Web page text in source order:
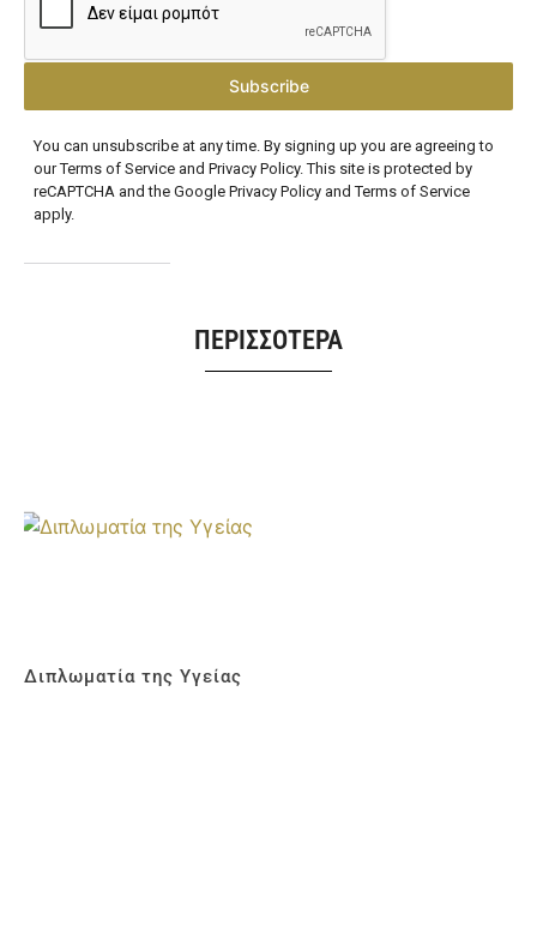
Subscribe
You can unsubscribe at any time. By signing up you are agreeing to
our Terms of Service and Privacy Policy. This site is protected by
reCAPTCHA and the Google Privacy Policy and Terms of Service
apply.
ΠΕΡΙΣΣΟΤΕΡΑ
Διπλωματία της Υγείας